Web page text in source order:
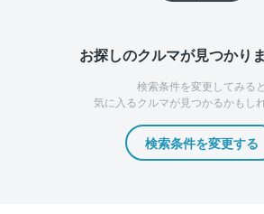
お探しのクルマが見つかり
検索条件を変更してみると
気に入るクルマが見つかるかもしれ
検索条件を変更する